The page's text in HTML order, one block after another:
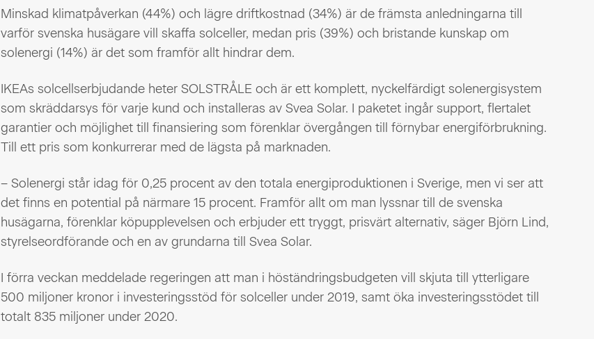
Minskad klimatpåverkan (44%) och lägre driftkostnad (34%) är de främsta anledningarna till
varför svenska husägare vill skaffa solceller, medan pris (39%) och bristande kunskap om
solenergi (14%) är det som framför allt hindrar dem.
IKEAs solcellserbjudande heter SOLSTRÅLE och är ett komplett, nyckelfärdigt solenergisystem
som skräddarsys för varje kund och installeras av Svea Solar. I paketet ingår support, flertalet
garantier och möjlighet till finansiering som förenklar övergången till förnybar energiförbrukning.
Till ett pris som konkurrerar med de lägsta på marknaden.
– Solenergi står idag för 0,25 procent av den totala energiproduktionen i Sverige, men vi ser att
det finns en potential på närmare 15 procent. Framför allt om man lyssnar till de svenska
husägarna, förenklar köpupplevelsen och erbjuder ett tryggt, prisvärt alternativ, säger Björn Lind,
styrelseordförande och en av grundarna till Svea Solar.
I förra veckan meddelade regeringen att man i höständringsbudgeten vill skjuta till ytterligare
500 miljoner kronor i investeringsstöd för solceller under 2019, samt öka investeringsstödet till
totalt 835 miljoner under 2020.